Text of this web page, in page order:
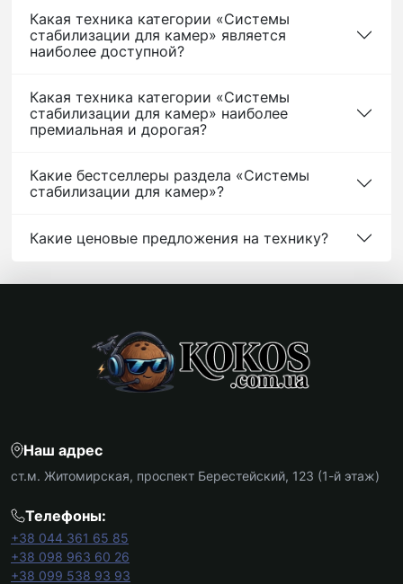
Какая техника категории «Системы
стабилизации для камер» является
наиболее доступной?
Какая техника категории «Системы
стабилизации для камер» наиболее
премиальная и дорогая?
Какие бестселлеры раздела «Системы
стабилизации для камер»?
Какие ценовые предложения на технику?
Наш адрес
ст.м. Житомирская, проспект Берестейский, 123 (1-й этаж)
Телефоны:
+38 044 361 65 85
+38 098 963 60 26
+38 099 538 93 93